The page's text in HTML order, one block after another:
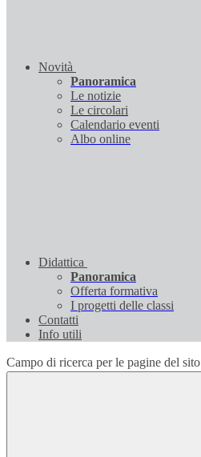
Novità
Panoramica
Le notizie
Le circolari
Calendario eventi
Albo online
Didattica
Panoramica
Offerta formativa
I progetti delle classi
Contatti
Info utili
Campo di ricerca per le pagine del sito